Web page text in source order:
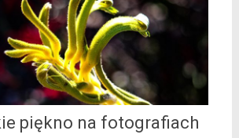
piękno na fotografiach